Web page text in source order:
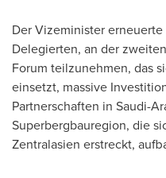
Der Vizeminister
Delegierten, an der
Forum teilzunehmen, das
einsetzt, massive
Partnerschaften in Saudi-
Superbergbauregion, die
Zentralasien erstreckt,